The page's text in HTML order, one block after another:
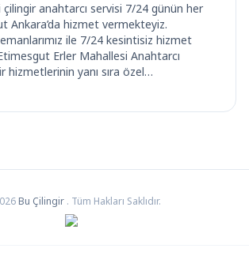
çilingir anahtarcı servisi 7/24 günün her
Ankara’da hizmet vermekteyiz.
ile 7/24 kesintisiz hizmet
Erler Mahallesi Anahtarcı
hizmetlerinin yanı sıra özel…
Bu Çilingir . Tüm Hakları Saklıdır.